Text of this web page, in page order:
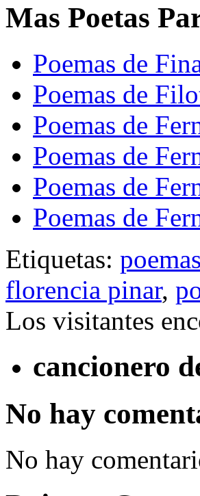
Mas Poetas
Poemas de
Poemas de
Poemas de
Poemas de
Poemas de
Poemas de
Etiquetas:
florencia pinar,
Los visitantes
cancionero
No hay
No hay